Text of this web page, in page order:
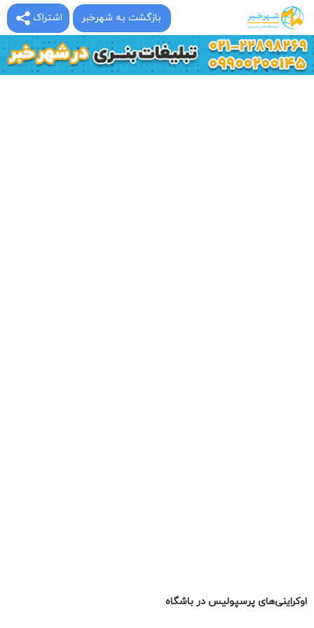
اشتراک بازگشت به شهرخبر
اوکراینی‌های پرسپولیس در باشگاه